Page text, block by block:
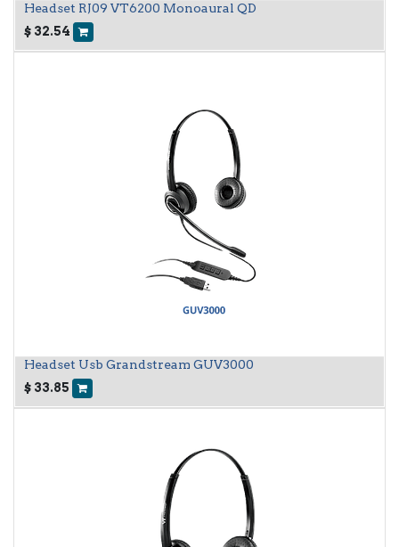
Headset RJ09 VT6200 Monoaural QD
$ 32.54
Headset Usb Grandstream GUV3000
$ 33.85